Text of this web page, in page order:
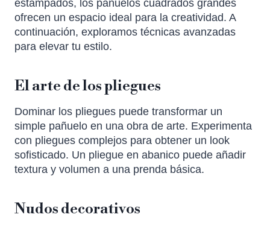
estampados, los pañuelos cuadrados grandes
ofrecen un espacio ideal para la creatividad. A
continuación, exploramos técnicas avanzadas
para elevar tu estilo.
El arte de los pliegues
Dominar los pliegues puede transformar un
simple pañuelo en una obra de arte. Experimenta
con pliegues complejos para obtener un look
sofisticado. Un pliegue en abanico puede añadir
textura y volumen a una prenda básica.
Nudos decorativos